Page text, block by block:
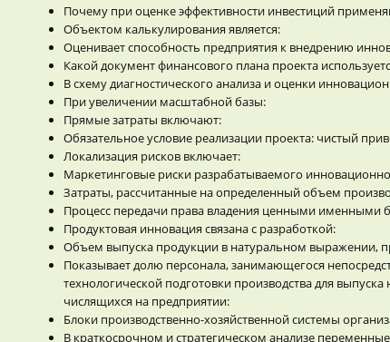
Почему при оценке эффективности инвестиций
Объектом калькулирования является:
Оценивает способность предприятия к внедрению
Какой документ финансового плана проекта
В схему диагностического анализа и оценки
При увеличении масштабной базы:
Прямые затраты включают:
Обязательное условие реализации проекта: чистый
Локализация рисков включает:
Маркетинговые риски разрабатываемого
Затраты, рассчитанные на определенный объем
Процесс передачи права владения ценными именными
Продуктовая инновация связана с разработкой:
Объем выпуска продукции в натуральном выражении,
Показывает долю персонала, занимающегося
технологической подготовки производства для
числящихся на предприятии:
Блоки производственно-хозяйственной системы
В краткосрочном и стратегическом анализе